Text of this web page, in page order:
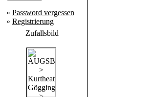
» Password vergessen
» Registrierung
Zufallsbild